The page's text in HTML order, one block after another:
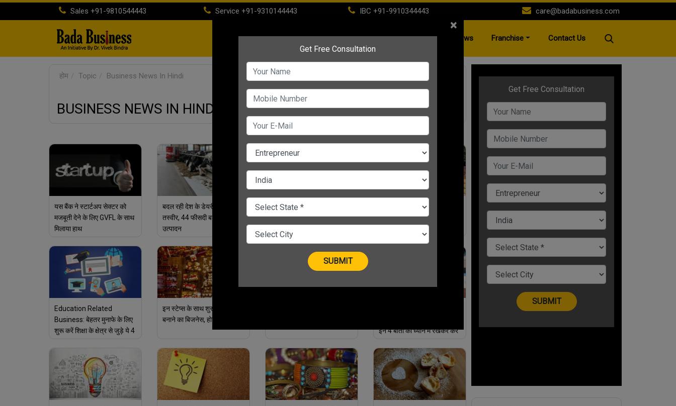
Sales +91-9810544443 Service +91-9310144443 IBC +91-9910344443 care@badabusiness.com
Home(current)About IBC PSC News Franchise Contact Us
होम Topic Business News In Hindi
BUSINESS NEWS IN HINDI
यस बैंक ने स्टार्टअप सेक्टर को
मजबूती देने के लिए GVFL के साथ
मिलाया हाथ
बदल रही देश के डेयरी सेक्टर की
तस्वीर, 44 फीसदी बढ़ा दूध का
उत्पादन
Things to Make and Sell:
इन चीजों को घर पर तैयार कर शुरू
होममेड पापड़ के बिजनेस से होगी
शानदार कमाई, सफलता के लिए
Education Related
Business: बेहतर मुनाफे के लिए
शुरू करें शिक्षा के क्षेत्र से जुड़े ये 4
इन स्टेप्स के साथ शुरू करें खिलौने
बनाने का बिजनेस, होगा मुनाफा
इन 4 बातों को ध्यान में रखकर करें
×